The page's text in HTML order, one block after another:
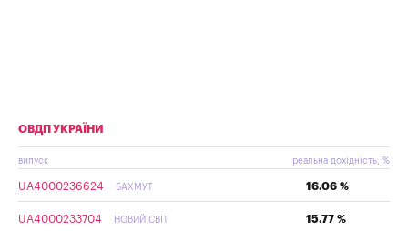
ОВДП УКРАЇНИ
випуск реальна дохідність, %
UA4000236624 БАХМУТ 16.06 %
UA4000233704 НОВИЙ СВІТ 15.77 %